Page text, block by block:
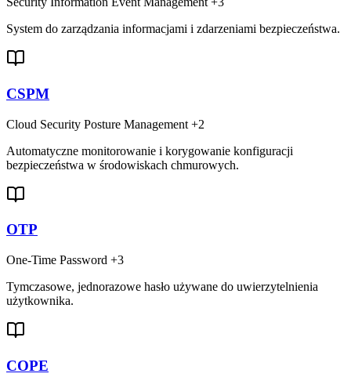
System do zarządzania informacjami i zdarzeniami bezpieczeństwa.
CSPM
Cloud Security Posture Management +2
Automatyczne monitorowanie i korygowanie konfiguracji
bezpieczeństwa w środowiskach chmurowych.
OTP
One-Time Password +3
Tymczasowe, jednorazowe hasło używane do uwierzytelnienia
użytkownika.
COPE